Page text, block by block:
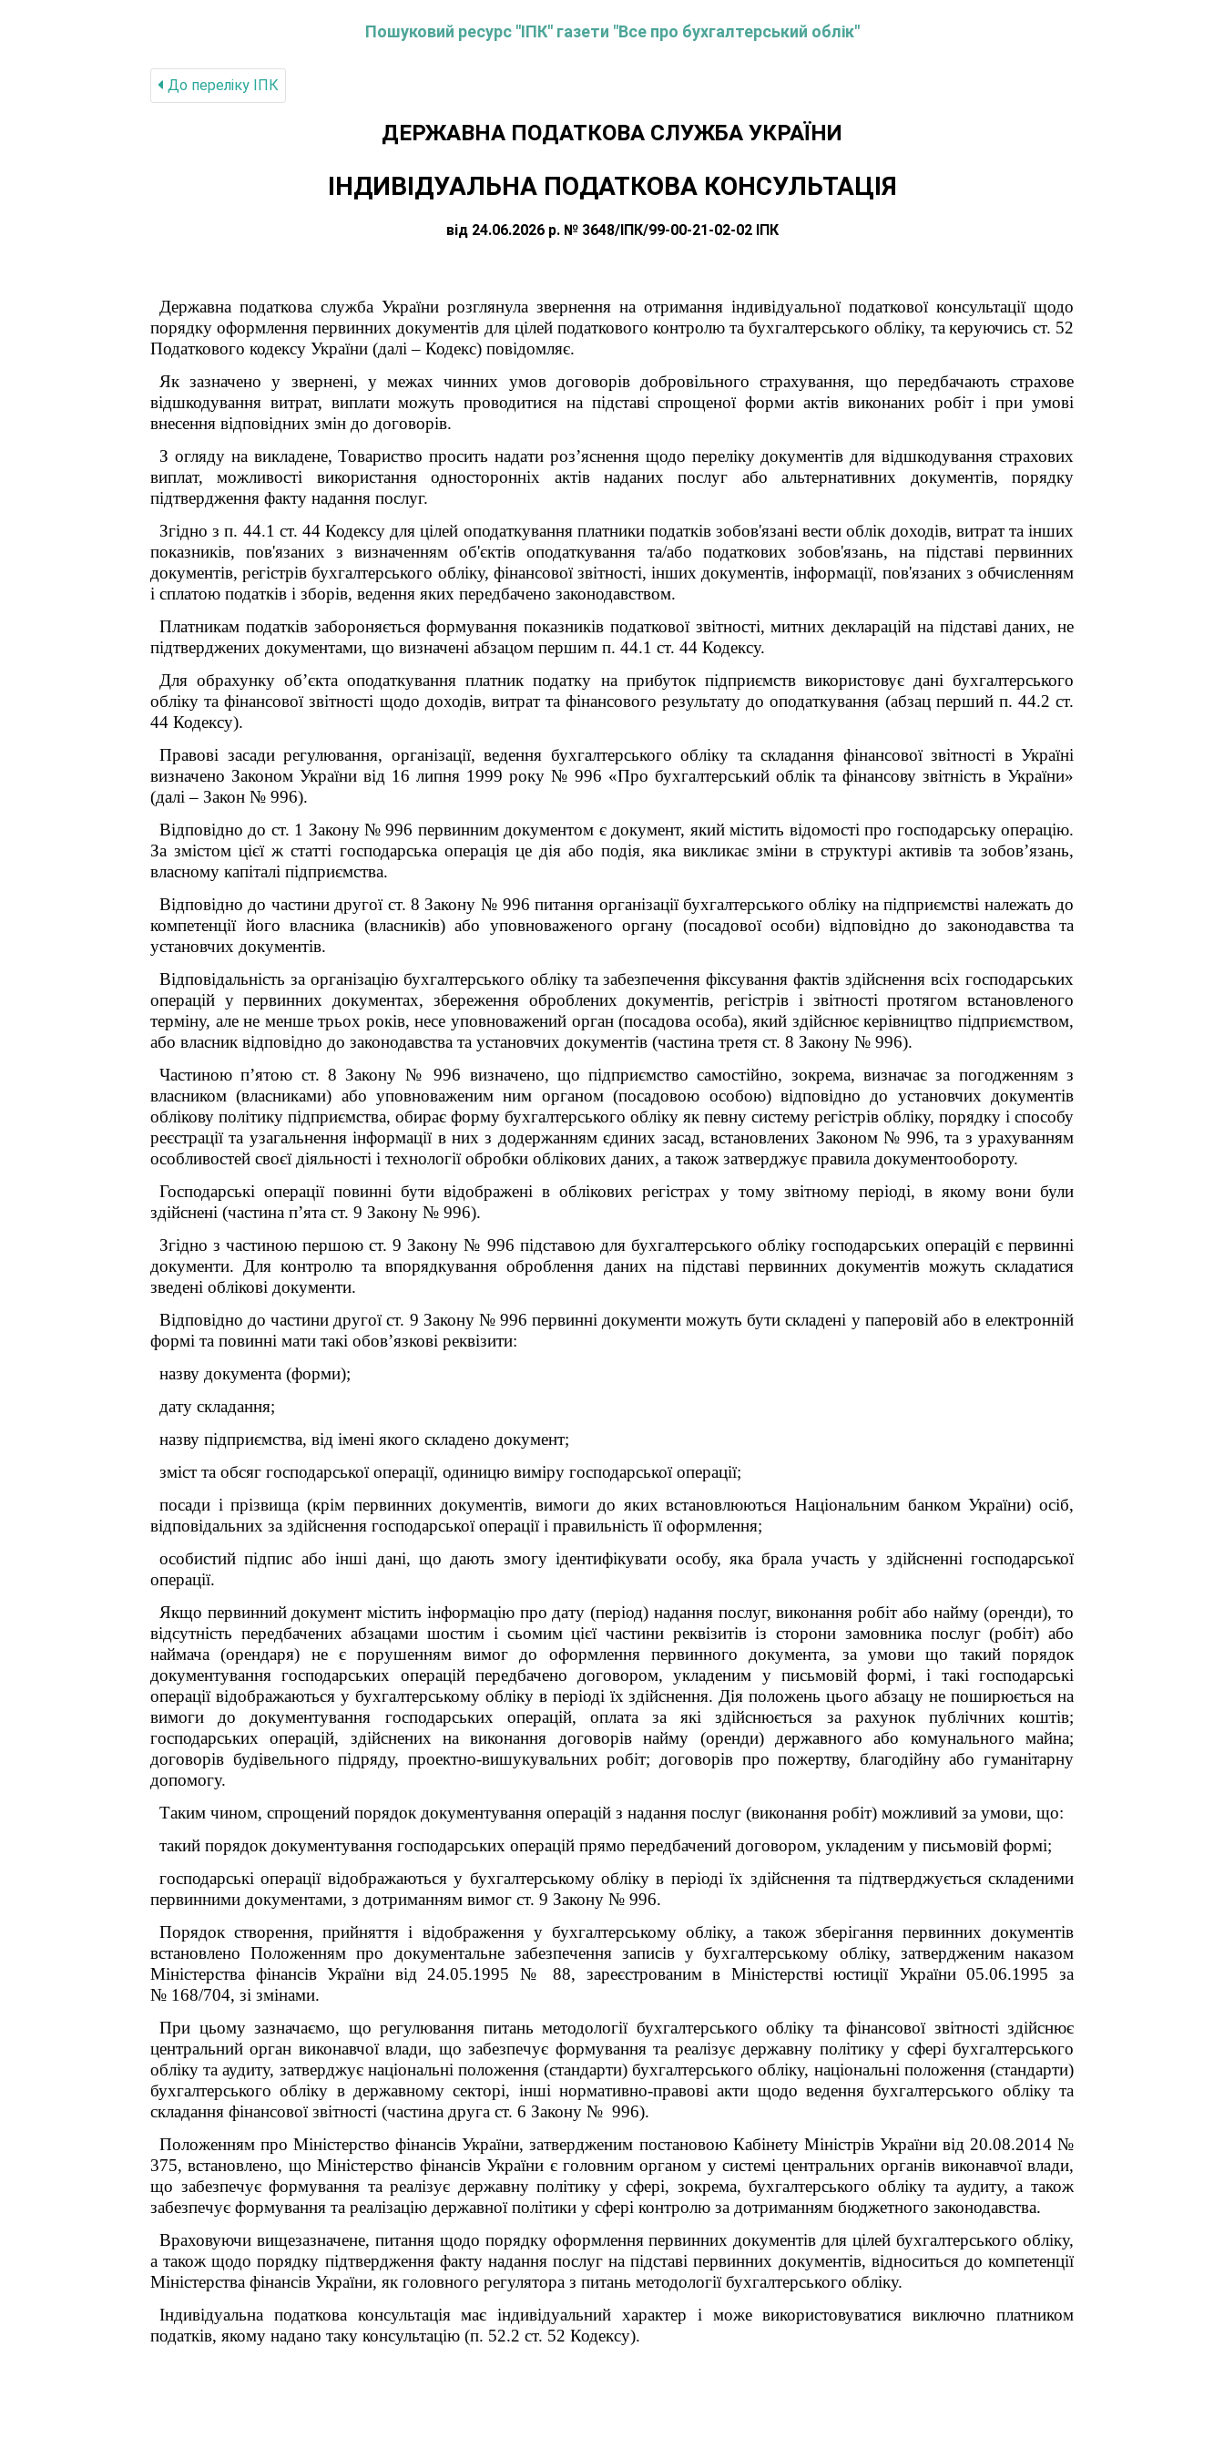
Пошуковий ресурс "ІПК" газети "Все про бухгалтерський облік"
До переліку IПК
ДЕРЖАВНА ПОДАТКОВА СЛУЖБА УКРАЇНИ
ІНДИВІДУАЛЬНА ПОДАТКОВА КОНСУЛЬТАЦІЯ
від 24.06.2026 р. № 3648/ІПК/99-00-21-02-02 ІПК
Державна податкова служба України розглянула звернення на отримання індивідуальної податкової консультації щодо
порядку оформлення первинних документів для цілей податкового контролю та бухгалтерського обліку, та керуючись ст. 52
Податкового кодексу України (далі – Кодекс) повідомляє.
Як зазначено у звернені, у межах чинних умов договорів добровільного страхування, що передбачають страхове
відшкодування витрат, виплати можуть проводитися на підставі спрощеної форми актів виконаних робіт і при умові
внесення відповідних змін до договорів.
З огляду на викладене, Товариство просить надати роз’яснення щодо переліку документів для відшкодування страхових
виплат, можливості використання односторонніх актів наданих послуг або альтернативних документів, порядку
підтвердження факту надання послуг.
Згідно з п. 44.1 ст. 44 Кодексу для цілей оподаткування платники податків зобов'язані вести облік доходів, витрат та інших
показників, пов'язаних з визначенням об'єктів оподаткування та/або податкових зобов'язань, на підставі первинних
документів, регістрів бухгалтерського обліку, фінансової звітності, інших документів, інформації, пов'язаних з обчисленням
і сплатою податків і зборів, ведення яких передбачено законодавством.
Платникам податків забороняється формування показників податкової звітності, митних декларацій на підставі даних, не
підтверджених документами, що визначені абзацом першим п. 44.1 ст. 44 Кодексу.
Для обрахунку об’єкта оподаткування платник податку на прибуток підприємств використовує дані бухгалтерського
обліку та фінансової звітності щодо доходів, витрат та фінансового результату до оподаткування (абзац перший п. 44.2 ст.
44 Кодексу).
Правові засади регулювання, організації, ведення бухгалтерського обліку та складання фінансової звітності в Україні
визначено Законом України від 16 липня 1999 року № 996 «Про бухгалтерський облік та фінансову звітність в України»
(далі – Закон № 996).
Відповідно до ст. 1 Закону № 996 первинним документом є документ, який містить відомості про господарську операцію.
За змістом цієї ж статті господарська операція це дія або подія, яка викликає зміни в структурі активів та зобов’язань,
власному капіталі підприємства.
Відповідно до частини другої ст. 8 Закону № 996 питання організації бухгалтерського обліку на підприємстві належать до
компетенції його власника (власників) або уповноваженого органу (посадової особи) відповідно до законодавства та
установчих документів.
Відповідальність за організацію бухгалтерського обліку та забезпечення фіксування фактів здійснення всіх господарських
операцій у первинних документах, збереження оброблених документів, регістрів і звітності протягом встановленого
терміну, але не менше трьох років, несе уповноважений орган (посадова особа), який здійснює керівництво підприємством,
або власник відповідно до законодавства та установчих документів (частина третя ст. 8 Закону № 996).
Частиною п’ятою ст. 8 Закону № 996 визначено, що підприємство самостійно, зокрема,визначає за погодженням з
власником (власниками) або уповноваженим ним органом (посадовою особою) відповідно до установчих документів
облікову політику підприємства, обирає форму бухгалтерського обліку як певну систему регістрів обліку, порядку і способу
реєстрації та узагальнення інформації в них з додержанням єдиних засад, встановлених Законом № 996, та з урахуванням
особливостей своєї діяльності і технології обробки облікових даних, а також затверджує правила документообороту.
Господарські операції повинні бути відображені в облікових регістрах у тому звітному періоді, в якому вони були
здійснені (частина п’ята ст. 9 Закону № 996).
Згідно з частиною першою ст. 9 Закону № 996 підставою для бухгалтерського обліку господарських операцій є первинні
документи. Для контролю та впорядкування оброблення даних на підставі первинних документів можуть складатися
зведені облікові документи.
Відповідно до частини другої ст. 9 Закону № 996 первинні документи можуть бути складені у паперовій або в електронній
формі та повинні мати такі обов’язкові реквізити:
назву документа (форми);
дату складання;
назву підприємства, від імені якого складено документ;
зміст та обсяг господарської операції, одиницю виміру господарської операції;
посади і прізвища (крім первинних документів, вимоги до яких встановлюються Національним банком України) осіб,
відповідальних за здійснення господарської операції і правильність її оформлення;
особистий підпис або інші дані, що дають змогу ідентифікувати особу, яка брала участь у здійсненні господарської
операції.
Якщо первинний документ містить інформацію про дату (період) надання послуг, виконання робіт або найму (оренди), то
відсутність передбачених абзацами шостим і сьомим цієї частини реквізитів із сторони замовника послуг (робіт) або
наймача (орендаря) не є порушенням вимог до оформлення первинного документа, за умови що такий порядок
документування господарських операцій передбачено договором, укладеним у письмовій формі, і такі господарські
операції відображаються у бухгалтерському обліку в періоді їх здійснення. Дія положень цього абзацу не поширюється на
вимоги до документування господарських операцій, оплата за які здійснюється за рахунок публічних коштів;
господарських операцій, здійснених на виконання договорів найму (оренди) державного або комунального майна;
договорів будівельного підряду, проектно-вишукувальних робіт; договорів про пожертву, благодійну або гуманітарну
допомогу.
Таким чином, спрощений порядок документування операцій з надання послуг (виконання робіт) можливий за умови, що:
такий порядок документування господарських операцій прямо передбачений договором, укладеним у письмовій формі;
господарські операції відображаються у бухгалтерському обліку в періоді їх здійснення та підтверджується складеними
первинними документами, з дотриманням вимог ст. 9 Закону № 996.
Порядок створення, прийняття і відображення у бухгалтерському обліку, а також зберігання первинних документів
встановлено Положенням про документальне забезпечення записів у бухгалтерському обліку, затвердженим наказом
Міністерства фінансів України від 24.05.1995 № 88, зареєстрованим в Міністерстві юстиції України 05.06.1995 за
№ 168/704, зі змінами.
При цьому зазначаємо, що регулювання питань методології бухгалтерського обліку та фінансової звітності здійснює
центральний орган виконавчої влади, що забезпечує формування та реалізує державну політику у сфері бухгалтерського
обліку та аудиту, затверджує національні положення (стандарти) бухгалтерського обліку, національні положення (стандарти)
бухгалтерського обліку в державному секторі, інші нормативно-правові акти щодо ведення бухгалтерського обліку та
складання фінансової звітності (частина друга ст. 6 Закону № 996).
Положенням про Міністерство фінансів України, затвердженим постановою Кабінету Міністрів України від 20.08.2014 №
375, встановлено, що Міністерство фінансів України є головним органом у системі центральних органів виконавчої влади,
що забезпечує формування та реалізує державну політику у сфері, зокрема, бухгалтерського обліку та аудиту, а також
забезпечує формування та реалізацію державної політики у сфері контролю за дотриманням бюджетного законодавства.
Враховуючи вищезазначене, питання щодо порядку оформлення первинних документів для цілей бухгалтерського обліку,
а також щодо порядку підтвердження факту надання послугна підставі первинних документів, відноситься до компетенції
Міністерства фінансів України, як головного регулятора з питань методології бухгалтерського обліку.
Індивідуальна податкова консультація має індивідуальний характер і може використовуватися виключно платником
податків, якому надано таку консультацію (п. 52.2 ст. 52 Кодексу).